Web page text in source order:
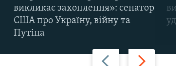
Назад Вперед
викликає захоплення»: сенатор
США про Україну, війну та
Путіна